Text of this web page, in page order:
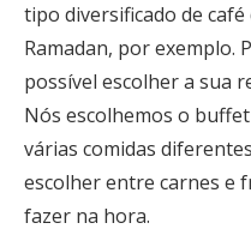
tipo diversificado de
Ramadan, por exemplo.
possível escolher a sua
Nós escolhemos o
várias comidas
escolher entre carnes e
fazer na hora.